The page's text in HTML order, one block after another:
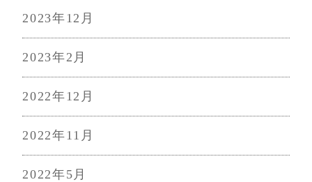
2023年12月
2023年2月
2022年12月
2022年11月
2022年5月